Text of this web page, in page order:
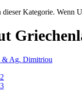
Kategorie. Wenn
& Ag. Dimitriou